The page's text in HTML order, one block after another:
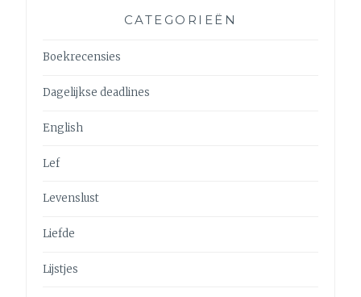
CATEGORIEËN
Boekrecensies
Dagelijkse deadlines
English
Lef
Levenslust
Liefde
Lijstjes